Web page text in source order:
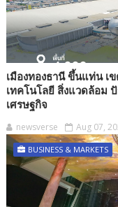
เมืองทองธานี ขึ้นแท่น เ
เทคโนโลยี สิ่งแวดล้อม
เศรษฐกิจ
newsverse Aug 07,
BUSINESS & MARKETS